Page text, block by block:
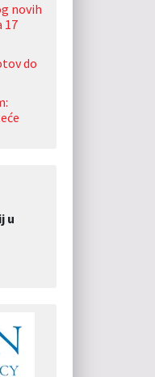
novih
17
do
u